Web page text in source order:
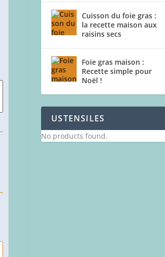
Cuisson du foie gras :
la recette maison aux
raisins secs
Foie gras maison :
Recette simple pour
Noël !
USTENSILES
No products found.